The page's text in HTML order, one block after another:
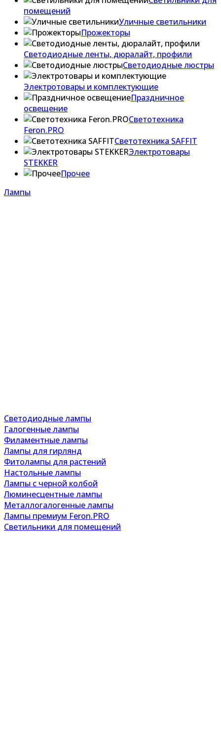
помещений
Уличные светильники
Прожекторы
Светодиодные ленты, дюралайт, профили
Светодиодные люстры
Электротовары и комплектующие
Праздничное
освещение
Светотехника
Feron.PRO
Светотехника SAFFIT
Электротовары
STEKKER
Прочее
Лампы
Светодиодные лампы
Галогенные лампы
Филаментные лампы
Лампы для гирлянд
Фитолампы для растений
Настольные лампы
Лампы с черной колбой
Люминесцентные лампы
Металлогалогенные лампы
Лампы премиум Feron.PRO
Светильники для помещений